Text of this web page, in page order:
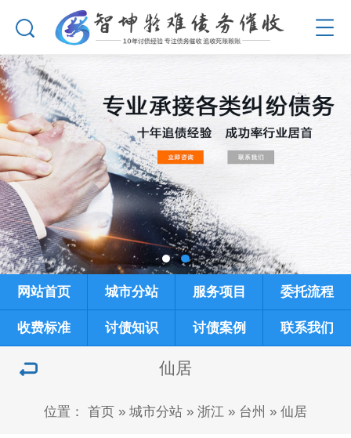
网站首页 城市分站 服务项目 委托流程
收费标准 讨债知识 讨债案例 联系我们
仙居
位置： 首页 » 城市分站 » 浙江 » 台州 » 仙居